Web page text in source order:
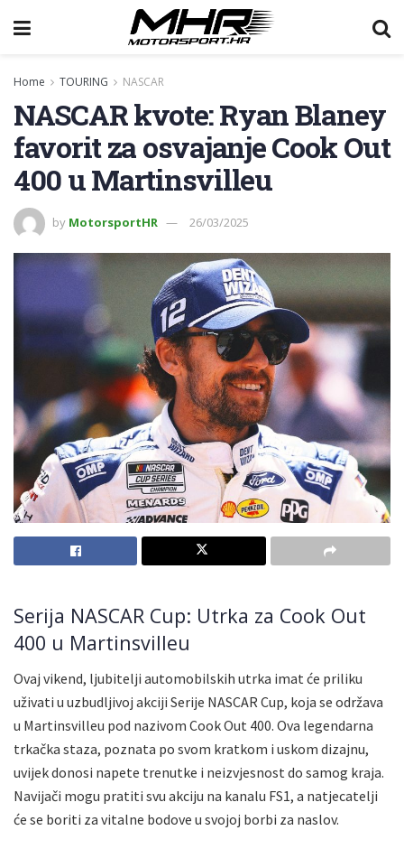
Home TOURING NASCAR
NASCAR kvote: Ryan Blaney
favorit za osvajanje Cook Out
400 u Martinsvilleu
by MotorsportHR 26/03/2025
Serija NASCAR Cup: Utrka za Cook Out
400 u Martinsvilleu
Ovaj vikend, ljubitelji automobilskih utrka imat će priliku
uživati u uzbudljivoj akciji Serije NASCAR Cup, koja se održava
u Martinsvilleu pod nazivom Cook Out 400. Ova legendarna
trkačka staza, poznata po svom kratkom i uskom dizajnu,
uvijek donosi napete trenutke i neizvjesnost do samog kraja.
Navijači mogu pratiti svu akciju na kanalu FS1, a natjecatelji
će se boriti za vitalne bodove u svojoj borbi za naslov.